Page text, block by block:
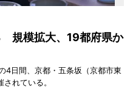
規模拡大、19都府県か
4日間、京都・五条坂（京都市東
れている。